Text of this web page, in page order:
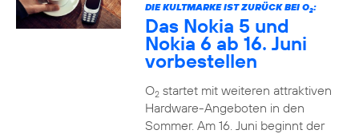
DIE KULTMARKE IST ZURÜCK BEI O2:
Das Nokia 5 und
Nokia 6 ab 16. Juni
vorbestellen
O2startet mit weiteren attraktiven
Hardware-Angeboten in den
Sommer. Am 16. Juni beginnt der